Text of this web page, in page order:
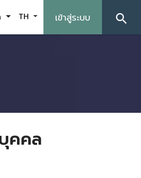
TH เข้าสู่ระบบ search
คคล